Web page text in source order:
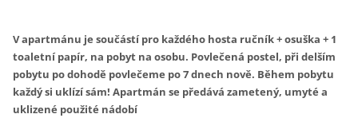
V apartmánu je součástí pro každého hosta ručník + osuška + 1
toaletní papír, na pobyt na osobu. Povlečená postel, při delším
pobytu po dohodě povlečeme po 7 dnech nově. Během pobytu
každý si uklízí sám! Apartmán se předává zametený, umyté a
uklizené použité nádobí